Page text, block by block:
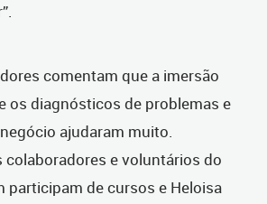
comentam que a imersão
os diagnósticos de problemas e
ajudaram muito.
colaboradores e voluntários do
participam de cursos e Heloisa